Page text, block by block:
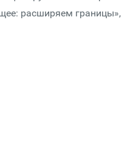
расширяем границы»,